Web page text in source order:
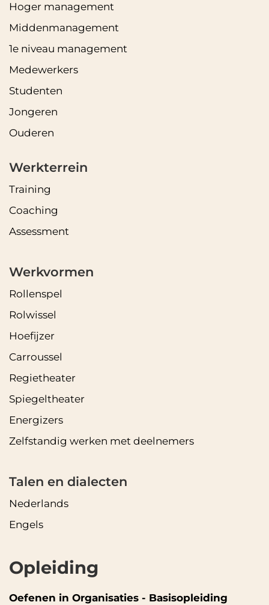
Hoger management
Middenmanagement
1e niveau management
Medewerkers
Studenten
Jongeren
Ouderen
Werkterrein
Training
Coaching
Assessment
Werkvormen
Rollenspel
Rolwissel
Hoefijzer
Carroussel
Regietheater
Spiegeltheater
Energizers
Zelfstandig werken met deelnemers
Talen en dialecten
Nederlands
Engels
Opleiding
Oefenen in Organisaties - Basisopleiding